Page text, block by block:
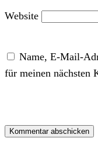
Website
Name, E-Mail-
für meinen nächsten